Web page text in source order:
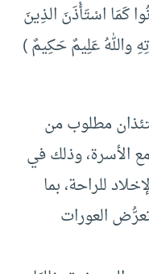
كَمَا اسْتَأْذَنَ الذِينَ
واللهُ عَلِيمٌ حَكِيمٌ )
مطلوب من
الأسرة، وذلك في
للراحة، بما
العورات